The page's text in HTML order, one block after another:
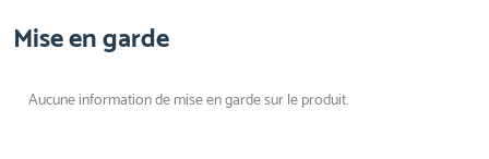
Mise en garde
Aucune information de mise en garde sur le produit.